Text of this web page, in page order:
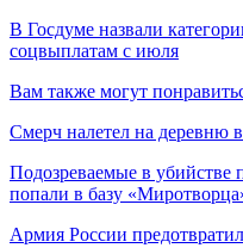
В Госдуме назвали
соцвыплатам с июля
Вам также могут
Смерч налетел на деревню
Подозреваемые в убийстве
попали в базу
Армия России